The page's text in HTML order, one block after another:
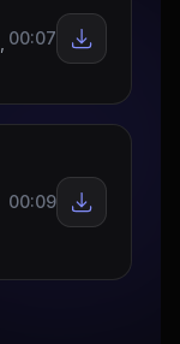
00:07
00:09